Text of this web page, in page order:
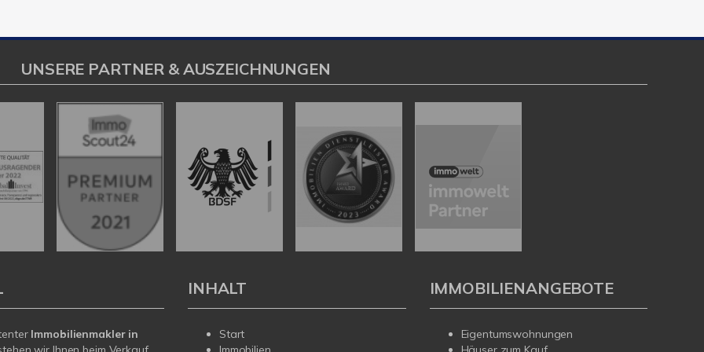
UNSERE PARTNER & AUSZEICHNUNGEN
Immobilienmakler in
INHALT
Start
IMMOBILIENANGEBOTE
Eigentumswohnungen